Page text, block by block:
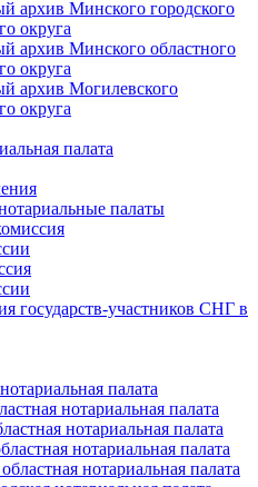
архив Минского городского
округа
архив Минского областного
округа
архив Могилевского
округа
палата
палаты
государств-участников СНГ в
палата
нотариальная палата
нотариальная палата
нотариальная палата
нотариальная палата